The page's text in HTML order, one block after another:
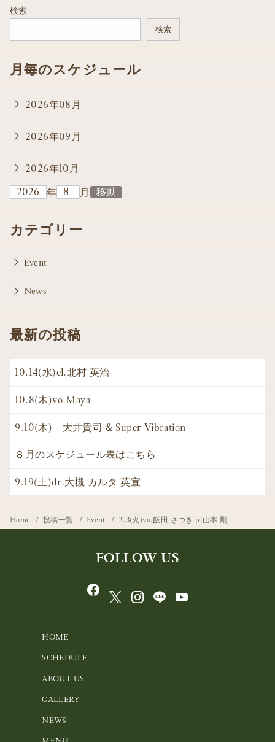
検索
検索
月毎のスケジュール
2026年08月
2026年09月
2026年10月
年
月
カテゴリー
Event
News
最新の投稿
10.14(水)cl.北村 英治
10.8(木)vo.Maya
9.10(木) 大井貴司 & Super Vibration
８月のスケジュール表はこちら
9.19(土)dr.大槻 カルタ 英宣
Home 投稿一覧 Event 2.3(火)vo.飯田 さつき p.山本 剛
FOLLOW US
HOME
SCHEDULE
ABOUT US
GALLERY
NEWS